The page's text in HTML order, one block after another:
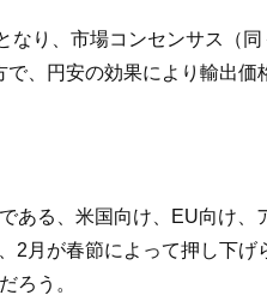
り、市場コンセンサス（
、円安の効果により輸出
る、米国向け、EU向け、
月が春節によって押し下
ろう。